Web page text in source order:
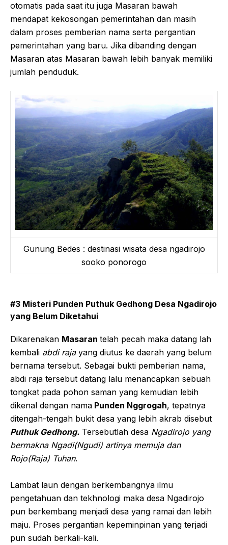
otomatis pada saat itu juga Masaran bawah
mendapat kekosongan pemerintahan dan masih
dalam proses pemberian nama serta pergantian
pemerintahan yang baru. Jika dibanding dengan
Masaran atas Masaran bawah lebih banyak memiliki
jumlah penduduk.
Gunung Bedes : destinasi wisata desa ngadirojo
sooko ponorogo
#3 Misteri Punden Puthuk Gedhong Desa Ngadirojo
yang Belum Diketahui
Dikarenakan Masaran telah pecah maka datang lah
kembali abdi rajayang diutus ke daerah yang belum
bernama tersebut. Sebagai bukti pemberian nama,
abdi raja tersebut datang lalu menancapkan sebuah
tongkat pada pohon saman yang kemudian lebih
dikenal dengan nama Punden Nggrogah, tepatnya
ditengah-tengah bukit desa yang lebih akrab disebut
Puthuk Gedhong. Tersebutlah desa Ngadirojo yang
bermakna Ngadi(Ngudi) artinya memuja dan
Rojo(Raja) Tuhan.
Lambat laun dengan berkembangnya ilmu
pengetahuan dan tekhnologi maka desa Ngadirojo
pun berkembang menjadi desa yang ramai dan lebih
maju. Proses pergantian kepeminpinan yang terjadi
pun sudah berkali-kali.